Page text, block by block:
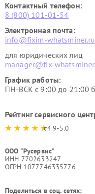
Контактный телефон:
8 (800) 101-01-54
Электронная почта:
info@fixim-whatsminer.ru
для юридических лиц
manager@fix-
График работы:
ПН-ВСК с 9:00 до 21:00
Рейтинг сервисного
4.9-5.0
ООО "Русервис"
ИНН 7702633247
ОГРН 1077746335776
Поделиться в соц. сетях: